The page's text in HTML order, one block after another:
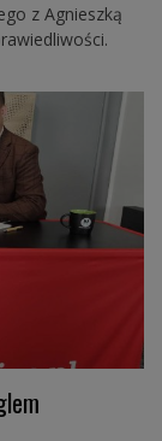
z Agnieszką